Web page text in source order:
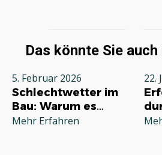
Das könnte Sie
5. Februar 2026
Schlechtwetter im
Bau: Warum es
jeden Betrieb
Mehr Erfahren
22.